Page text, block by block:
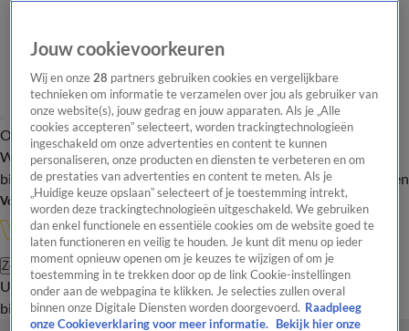
Overzicht Onze programma's Uitzendingen Onze gezichten
In de
WandelgangenInterviewsUitzending
bijwonenPodcastShopVeelgestelde vragenKijkersvraag insturen
Volg Vandaag Inside
Zoeken
UitzendingenVandaag InsideDe OranjezomerShopUitzending
bijwonen
Jouw cookievoorkeuren
Wij en onze28 partners gebruiken cookies en vergelijkbare
technieken om informatie te verzamelen over jou als gebruiker van
onze website(s), jouw gedrag en jouw apparaten. Als je „Alle
cookies accepteren” selecteert, worden trackingtechnologieën
ingeschakeld om onze advertenties en content te kunnen
personaliseren, onze producten en diensten te verbeteren en om
de prestaties van advertenties en content te meten. Als je
„Huidige keuze opslaan” selecteert of je toestemming intrekt,
worden deze trackingtechnologieën uitgeschakeld. We gebruiken
dan enkel functionele en essentiële cookies om de website goed te
laten functioneren en veilig te houden. Je kunt dit menu op ieder
moment opnieuw openen om je keuzes te wijzigen of om je
toestemming in te trekken door op de link Cookie-instellingen
onder aan de webpagina te klikken. Je selecties zullen overal
binnen onze Digitale Diensten worden doorgevoerd. Raadpleeg
onze Cookieverklaring voor meer informatie.
Bekijk hier onze